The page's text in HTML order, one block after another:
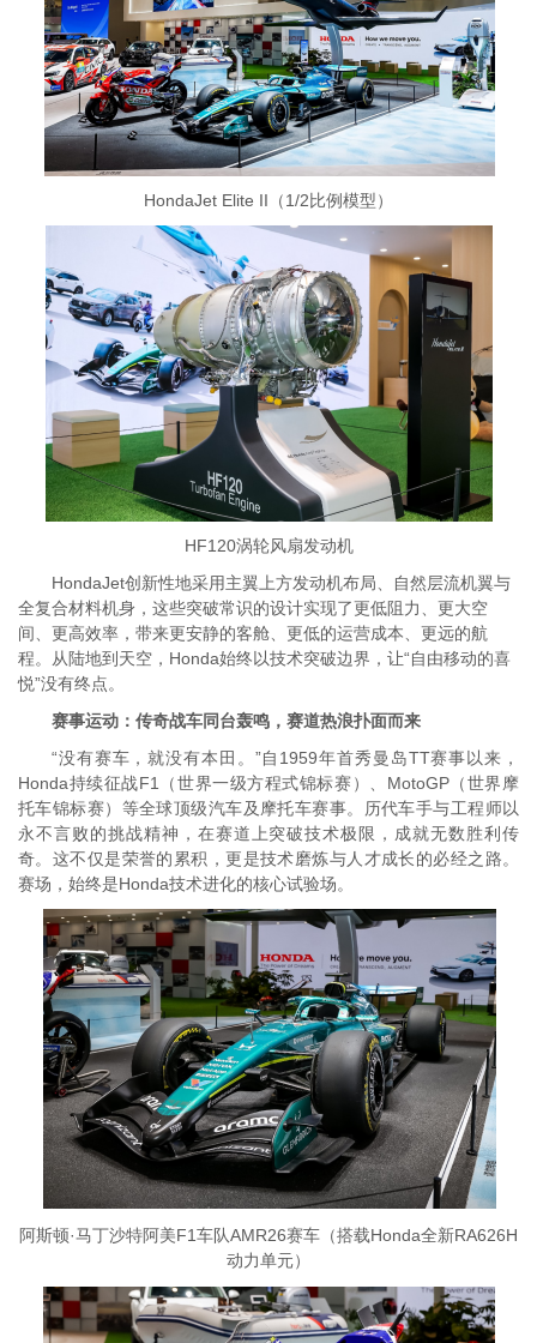
HondaJet Elite II（1/2比例模型）
HF120涡轮风扇发动机
HondaJet创新性地采用主翼上方发动机布局、自然层流机翼与
全复合材料机身，这些突破常识的设计实现了更低阻力、更大空
间、更高效率，带来更安静的客舱、更低的运营成本、更远的航
程。从陆地到天空，Honda始终以技术突破边界，让“自由移动的喜
悦”没有终点。
赛事运动：传奇战车同台轰鸣，赛道热浪扑面而来
“没有赛车，就没有本田。”自1959年首秀曼岛TT赛事以来，
Honda持续征战F1（世界一级方程式锦标赛）、MotoGP（世界摩
托车锦标赛）等全球顶级汽车及摩托车赛事。历代车手与工程师以
永不言败的挑战精神，在赛道上突破技术极限，成就无数胜利传
奇。这不仅是荣誉的累积，更是技术磨炼与人才成长的必经之路。
赛场，始终是Honda技术进化的核心试验场。
阿斯顿·马丁沙特阿美F1车队AMR26赛车（搭载Honda全新RA626H
动力单元）